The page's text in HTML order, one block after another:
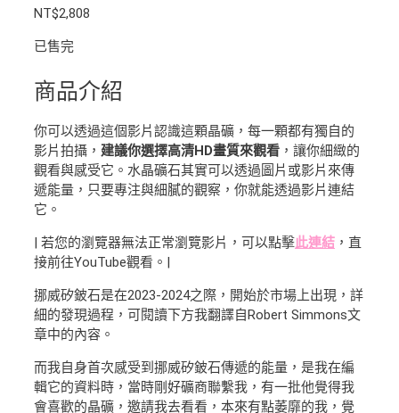
NT$2,808
已售完
商品介紹
你可以透過這個影片認識這顆晶礦，每一顆都有獨自的
影片拍攝， 建議你選擇高清HD畫質來觀看 ，讓你細緻的
觀看與感受它。水晶礦石其實可以透過圖片或影片來傳
遞能量，只要專注與細膩的觀察，你就能透過影片連結
它。
| 若您的瀏覽器無法正常瀏覽影片，可以點擊此連結 ，直
接前往YouTube觀看。|
挪威矽鈹石是在2023-2024之際，開始於市場上出現，詳
細的發現過程，可閱讀下方我翻譯自Robert Simmons文
章中的內容。
而我自身首次感受到挪威矽鈹石傳遞的能量，是我在編
輯它的資料時，當時剛好礦商聯繫我，有一批他覺得我
會喜歡的晶礦，邀請我去看看，本來有點萎靡的我，覺